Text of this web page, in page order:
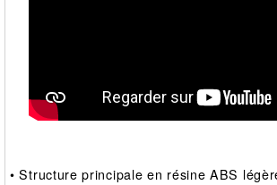
• Structure principale en résine ABS